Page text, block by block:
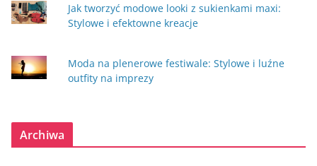
Jak tworzyć modowe looki z sukienkami maxi:
Stylowe i efektowne kreacje
Moda na plenerowe festiwale: Stylowe i luźne
outfity na imprezy
Archiwa